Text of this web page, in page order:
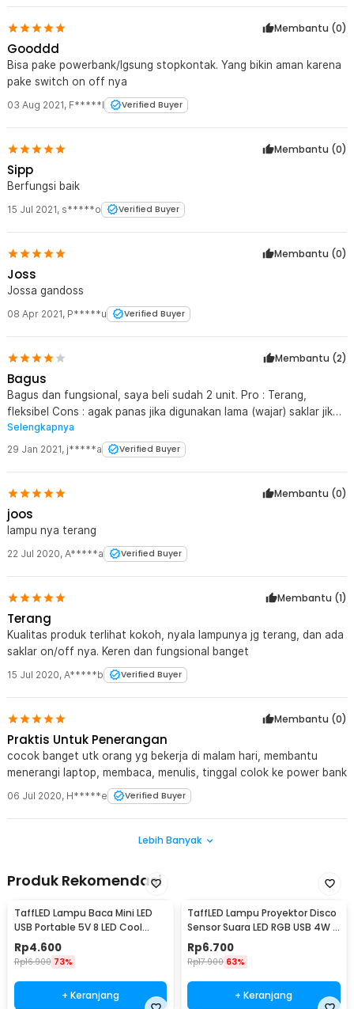
Membantu (0)
Gooddd
Bisa pake powerbank/lgsung stopkontak. Yang bikin aman karena
pake switch on off nya
03 Aug 2021, F*****I Verified Buyer
Membantu (0)
Sipp
Berfungsi baik
15 Jul 2021, s*****o Verified Buyer
Membantu (0)
Joss
Jossa gandoss
08 Apr 2021, P*****u Verified Buyer
Membantu (2)
Bagus
Bagus dan fungsional, saya beli sudah 2 unit. Pro : Terang,
fleksibel Cons : agak panas jika digunakan lama (wajar) saklar jika
sering digunakan kurang "klik", mengakibatkan lampu berkedip.
Harus disemprot contact cleaner jika sudah seperti ini.
Selengkapnya
29 Jan 2021, j*****a Verified Buyer
Membantu (0)
joos
lampu nya terang
22 Jul 2020, A*****a Verified Buyer
Membantu (1)
Terang
Kualitas produk terlihat kokoh, nyala lampunya jg terang, dan ada
saklar on/off nya. Keren dan fungsional banget
15 Jul 2020, A*****b Verified Buyer
Membantu (0)
Praktis Untuk Penerangan
cocok banget utk orang yg bekerja di malam hari, membantu
menerangi laptop, membaca, menulis, tinggal colok ke power bank
06 Jul 2020, H*****e Verified Buyer
Lebih Banyak
Produk Rekomendasi
TaffLED Lampu Baca Mini LED
USB Portable 5V 8 LED Cool
White - SMD 5730
Rp4.600
Rp16.900 73%
+ Keranjang
TaffLED Lampu Proyektor Disco
Sensor Suara LED RGB USB 4W -
HS-WT-006
Rp6.700
Rp17.900 63%
+ Keranjang